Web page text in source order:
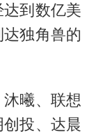
到数亿美
独角兽的
曦、联想
投、达晨